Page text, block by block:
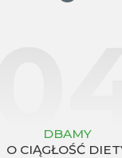
DBAMY
O CIĄGŁOŚĆ